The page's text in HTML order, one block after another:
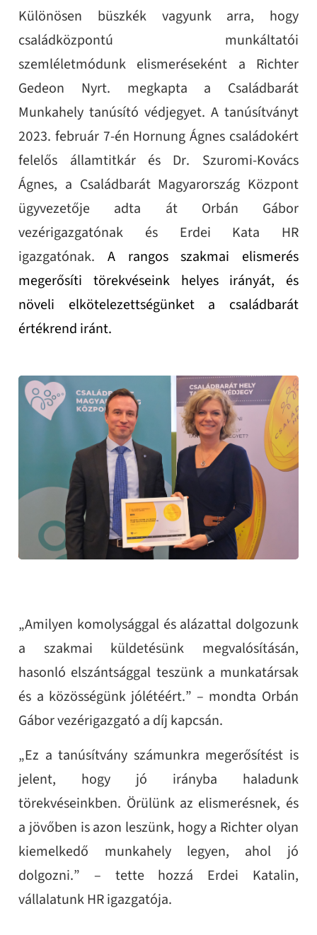
Különösen büszkék vagyunk arra, hogy
családközpontú munkáltatói
szemléletmódunk elismeréseként a Richter
Gedeon Nyrt. megkapta a Családbarát
Munkahely tanúsító védjegyet. A tanúsítványt
2023. február 7-én Hornung Ágnes családokért
felelős államtitkár és Dr. Szuromi-Kovács
Ágnes, a Családbarát Magyarország Központ
ügyvezetője adta át Orbán Gábor
vezérigazgatónak és Erdei Kata HR
igazgatónak. A rangos szakmai elismerés
megerősíti törekvéseink helyes irányát, és
növeli elkötelezettségünket a családbarát
értékrend iránt.
„Amilyen komolysággal és alázattal dolgozunk
a szakmai küldetésünk megvalósításán,
hasonló elszántsággal teszünk a munkatársak
és a közösségünk jólétéért.” – mondta Orbán
Gábor vezérigazgató a díj kapcsán.
„Ez a tanúsítvány számunkra megerősítést is
jelent, hogy jó irányba haladunk
törekvéseinkben. Örülünk az elismerésnek, és
a jövőben is azon leszünk, hogy a Richter olyan
kiemelkedő munkahely legyen, ahol jó
dolgozni.” – tette hozzá Erdei Katalin,
vállalatunk HR igazgatója.